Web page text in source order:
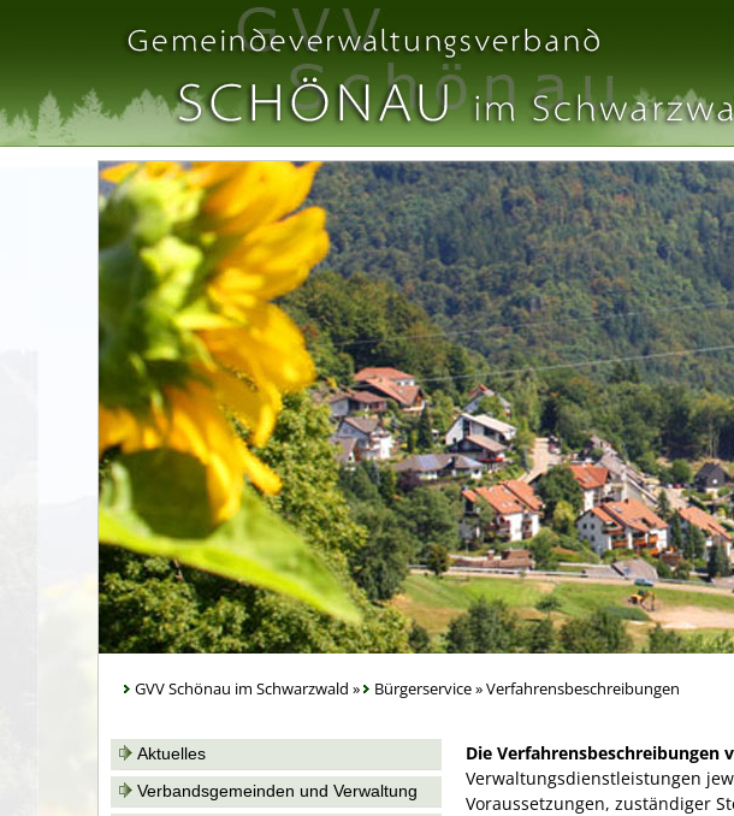
GVV Schönau im Schwarzwald » Bürgerservice»Verfahrensbeschreibungen
Aktuelles
Verbandsgemeinden und Verwaltung
Die Verfahrensbeschreibungen
Verwaltungsdienstleistungen
Voraussetzungen, zuständiger